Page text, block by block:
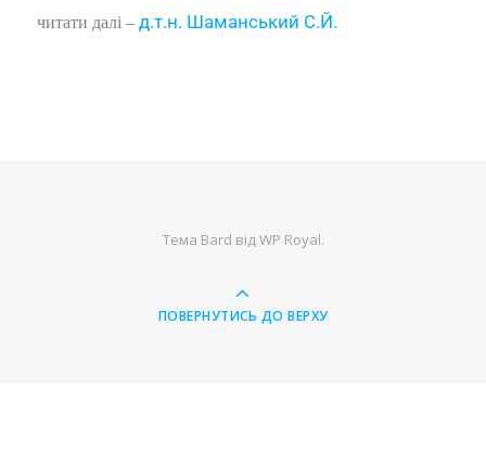
читати далі – д.т.н. Шаманський С.Й.
Тема Bard відWP Royal.
ПОВЕРНУТИСЬ ДО ВЕРХУ